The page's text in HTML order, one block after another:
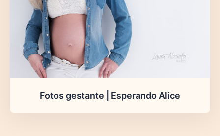
Fotos gestante | Esperando Alice